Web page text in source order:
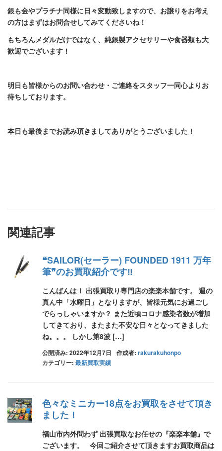
銀も金やプラチナ同様に日々変動致しますので、お譲りをお考え
の方はまずはお問合せしてみてくださいね！
もちろんメダルだけではなく、純銀製アクセサリーや食器類も大
歓迎でございます！
明日も皆様からのお問い合わせ・ご連絡をスタッフ一同心よりお
待ちしております。
本日も最後までお読み頂きましてありがとうございました！
関連記事
❝SAILOR(セーラー) FOUNDED 1911 万年
筆❞のお買取紹介です‼
こんばんは！ 出張買取り専門店の楽楽本舗です。 週の
真ん中「水曜日」となりますが、皆様元気にお過ごし
でらっしゃいますか？ また近頃コロナ感染者数が増加
してきており、またまた不安な日々となってきました
ね。。。 しかし第8波 […]
公開済み: 2022年12月7日 作成者: rakurakuhonpo
カテゴリー: 最新買取実績
色々なミニカー18点をお買取をさせて頂き
ました！
福山市内外問わず 出張買取なお任せの『楽楽本舗』で
ございます。 今回ご紹介させて頂きますお買取商品は